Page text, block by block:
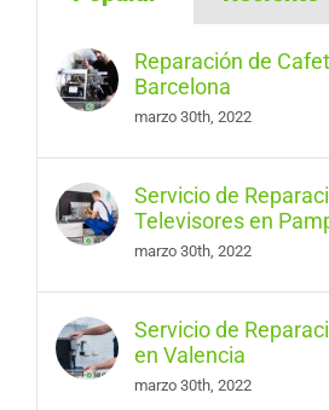
Reparación de
Barcelona
marzo 30th, 2022
Servicio de
Televisores en
marzo 30th, 2022
Servicio de
en Valencia
marzo 30th, 2022